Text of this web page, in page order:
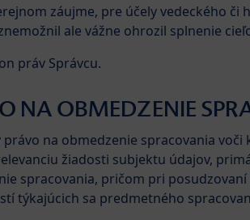
záujme, pre účely vedeckého
ale vážne ohrozil splnenie
práv Správcu.
NA OBMEDZENIE
na obmedzenie spracovania
žiadosti subjektu údajov,
spracovania, pričom pri
týkajúcich sa predmetného